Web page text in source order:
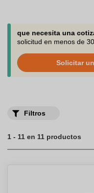
ocasión, asegurando que
que necesita una
solicitud en menos de
Solicitar
Filtros
1 - 11 en 11 productos